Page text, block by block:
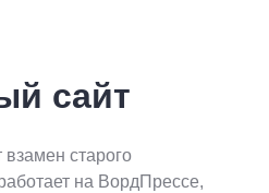
сайт
старого
на ВордПрессе,